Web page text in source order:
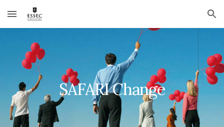
Skip to main content Skip to navigation
SAFARI Change